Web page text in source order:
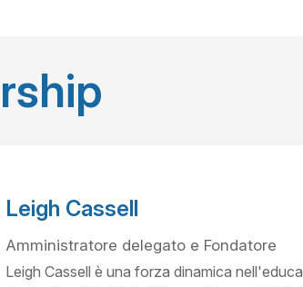
Leigh Cassell
Amministratore delegato e Fondatore
Leigh Cassell è una forza dinamica